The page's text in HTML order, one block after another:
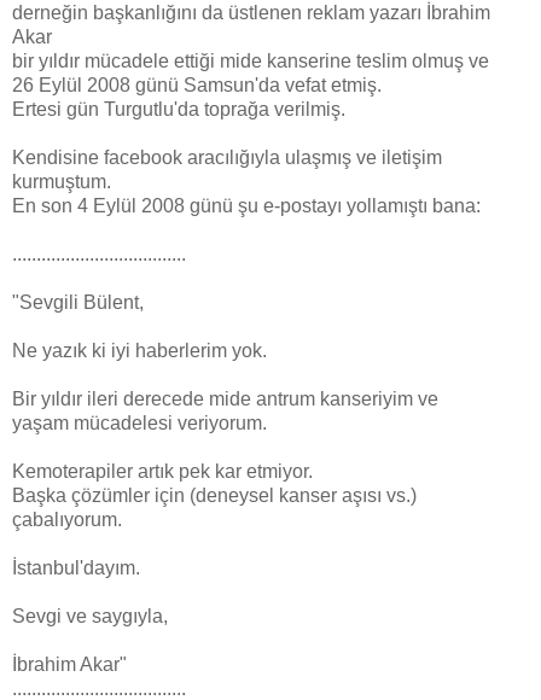
derneğin başkanlığını da üstlenen reklam yazarı İbrahim
Akar
bir yıldır mücadele ettiği mide kanserine teslim olmuş ve
26 Eylül 2008 günü Samsun'da vefat etmiş.
Ertesi gün Turgutlu'da toprağa verilmiş.
Kendisine facebook aracılığıyla ulaşmış ve iletişim
kurmuştum.
En son 4 Eylül 2008 günü şu e-postayı yollamıştı bana:
....................................
"Sevgili Bülent,
Ne yazık ki iyi haberlerim yok.
Bir yıldır ileri derecede mide antrum kanseriyim ve
yaşam mücadelesi veriyorum.
Kemoterapiler artık pek kar etmiyor.
Başka çözümler için (deneysel kanser aşısı vs.)
çabalıyorum.
İstanbul'dayım.
Sevgi ve saygıyla,
İbrahim Akar"
....................................